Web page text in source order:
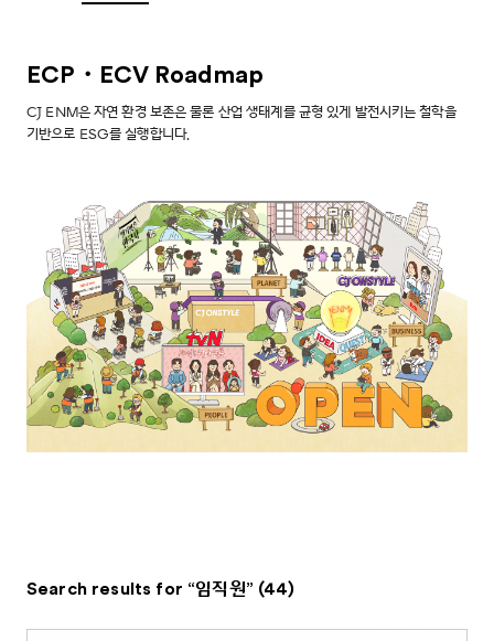
ECP・ECV Roadmap
CJ ENM은 자연 환경 보존은 물론 산업 생태계를 균형 있게 발전시키는 철학을
기반으로 ESG를 실행합니다.
Search results for “임직원” (44)